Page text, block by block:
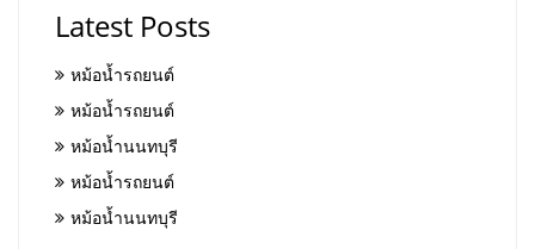
Latest Posts
หม้อน้ำรถยนต์
หม้อน้ำรถยนต์
หม้อน้ำนนทบุรี
หม้อน้ำรถยนต์
หม้อน้ำนนทบุรี